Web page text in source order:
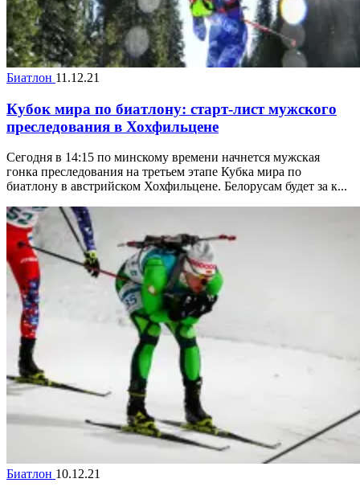
Биатлон 11.12.21
Кубок мира по биатлону: старт-лист мужского
преследования в Хохфильцене
Сегодня в 14:15 по минскому времени начнется мужская
гонка преследования на третьем этапе Кубка мира по
биатлону в австрийском Хохфильцене. Белорусам будет за к...
Биатлон 10.12.21